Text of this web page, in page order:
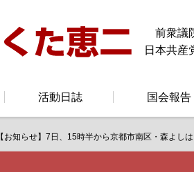
前衆議
日本共産
活動日誌 国会報告
【お知らせ】7日、15時半から京都市南区・森よし